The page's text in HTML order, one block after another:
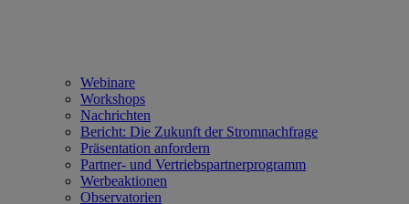
Webinare
Workshops
Nachrichten
Bericht: Die Zukunft der Stromnachfrage
Präsentation anfordern
Partner- und Vertriebspartnerprogramm
Werbeaktionen
Observatorien